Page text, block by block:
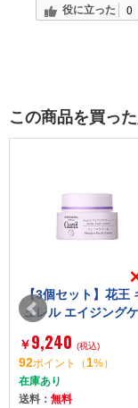
役に立った 0
この商品を買っ
【3個セット】花王
ュレル エイジング
てもしっとり 40g
￥9,240 (税込)
92ポイント （1%）
在庫あり
送料： 無料